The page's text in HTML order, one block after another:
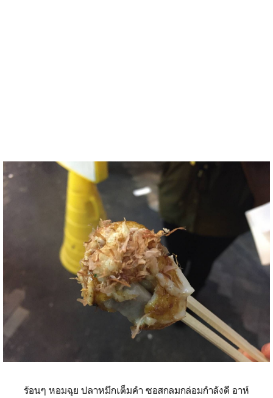
ร้อนๆ หอมฉุย ปลาหมึกเต็มคำ ซอสกลมกล่อมกำลังดี อาห์